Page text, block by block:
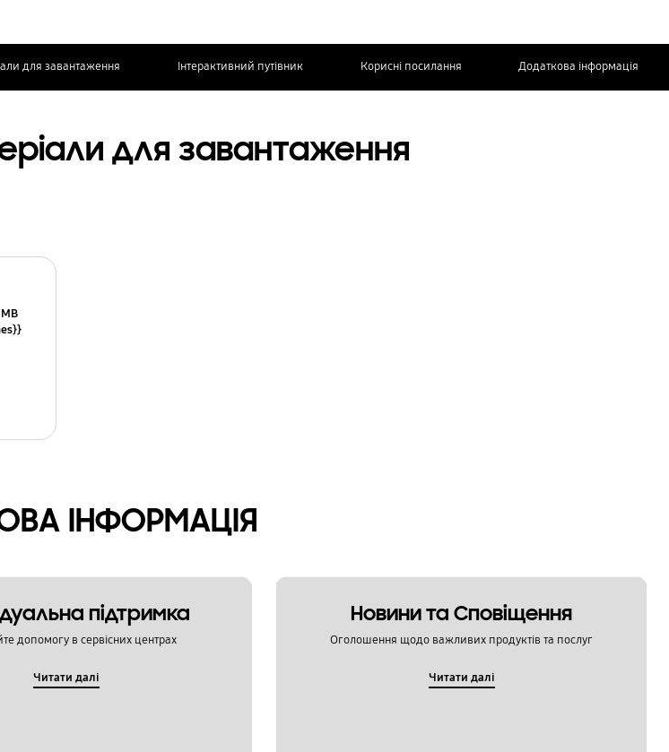
для завантаження Інтерактивний путівник Корисні посилання Додаткова інформація
для завантаження
ІНФОРМАЦІЯ
підтримка
допомогу в сервісних центрах
Читати далі
Новини та Сповіщення
Оголошення щодо важливих продуктів та послуг
Читати далі